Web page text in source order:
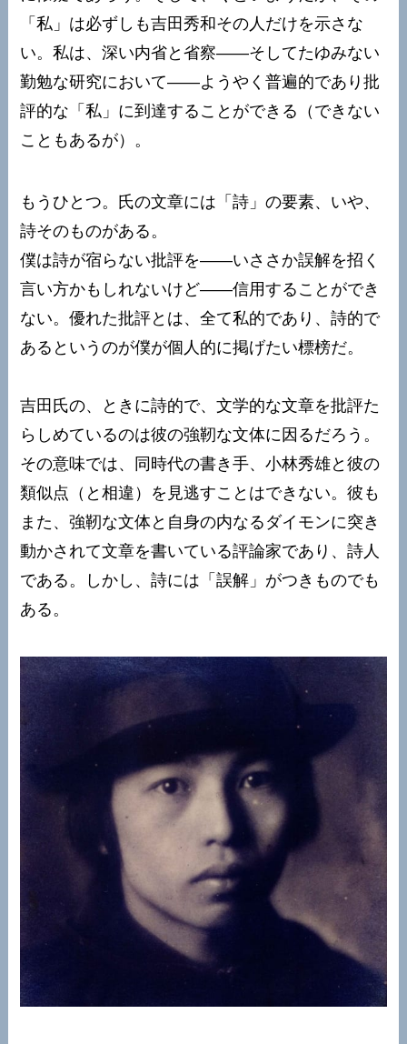
「私」は必ずしも吉田秀和その人だけを示さな
い。私は、深い内省と省察——そしてたゆみない
勤勉な研究において——ようやく普遍的であり批
評的な「私」に到達することができる（できない
こともあるが）。
もうひとつ。氏の文章には「詩」の要素、いや、
詩そのものがある。
僕は詩が宿らない批評を——いささか誤解を招く
言い方かもしれないけど——信用することができ
ない。優れた批評とは、全て私的であり、詩的で
あるというのが僕が個人的に掲げたい標榜だ。
吉田氏の、ときに詩的で、文学的な文章を批評た
らしめているのは彼の強靭な文体に因るだろう。
その意味では、同時代の書き手、小林秀雄と彼の
類似点（と相違）を見逃すことはできない。彼も
また、強靭な文体と自身の内なるダイモンに突き
動かされて文章を書いている評論家であり、詩人
である。しかし、詩には「誤解」がつきものでも
ある。